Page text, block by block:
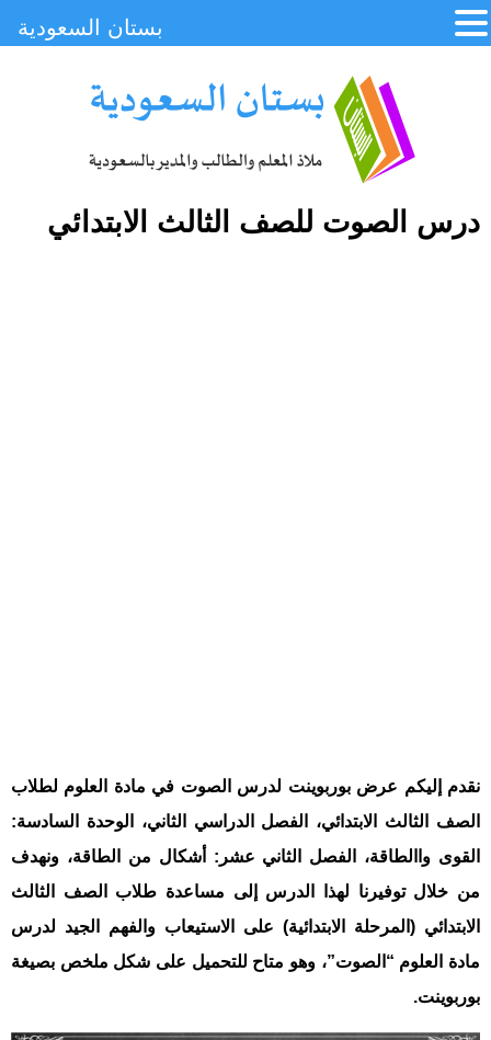
درس الصوت للصف الثالث الابتدائي
نقدم إليكم عرض بوربوينت لدرس الصوت في مادة العلوم لطلاب
الصف الثالث الابتدائي، الفصل الدراسي الثاني، الوحدة السادسة:
القوى واالطاقة، الفصل الثاني عشر: أشكال من الطاقة، ونهدف
من خلال توفيرنا لهذا الدرس إلى مساعدة طلاب الصف الثالث
الابتدائي (المرحلة الابتدائية) على الاستيعاب والفهم الجيد لدرس
مادة العلوم “الصوت”، وهو متاح للتحميل على شكل ملخص بصيغة
بوربوينت.
بستان السعودية